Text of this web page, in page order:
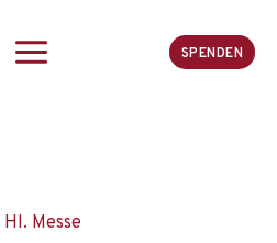
SPENDEN
Hl. Messe